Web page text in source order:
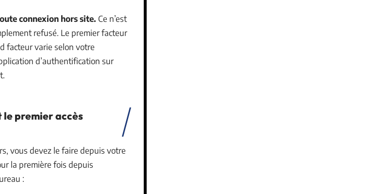
connexion hors site. Ce n’est
refusé. Le premier facteur
facteur varie selon votre
d’authentification sur
premier accès
vous devez le faire depuis votre
la première fois depuis
: